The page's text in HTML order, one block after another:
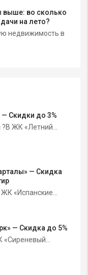
выше: во сколько
на лето?
недвижимость в
Скидки до 3%
ЖК «Летний...
— Скидка
«Испанские...
— Скидка до 5%